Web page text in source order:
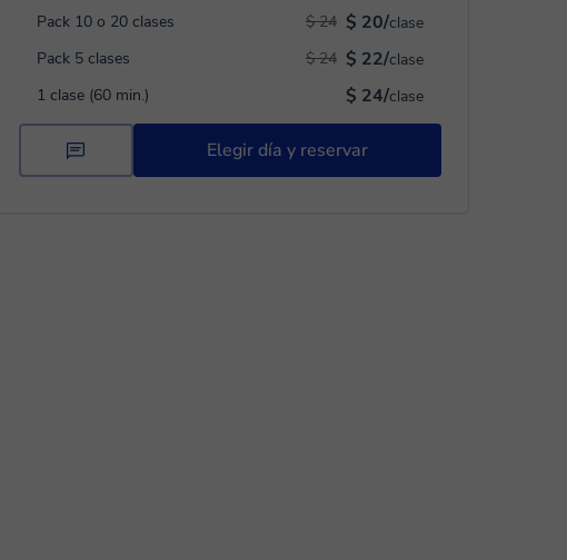
Pack 10 o 20 clases $ 20/clase
$ 24
Pack 5 clases
$ 22/clase
$ 24
1 clase (60 min.)
$ 24/clase
Elegir día y reservar